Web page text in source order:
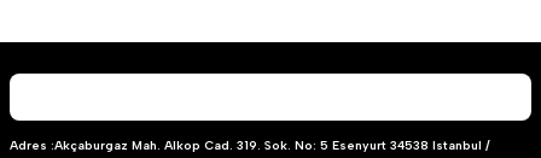
Adres :Akçaburgaz Mah. Alkop Cad. 319. Sok. No: 5 Esenyurt 34538 Istanbul /